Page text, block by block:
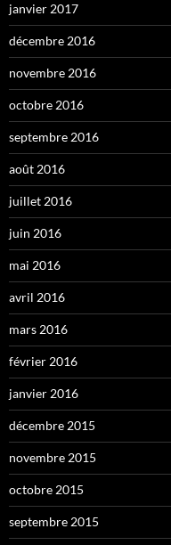
janvier 2017
décembre 2016
novembre 2016
octobre 2016
septembre 2016
août 2016
juillet 2016
juin 2016
mai 2016
avril 2016
mars 2016
février 2016
janvier 2016
décembre 2015
novembre 2015
octobre 2015
septembre 2015